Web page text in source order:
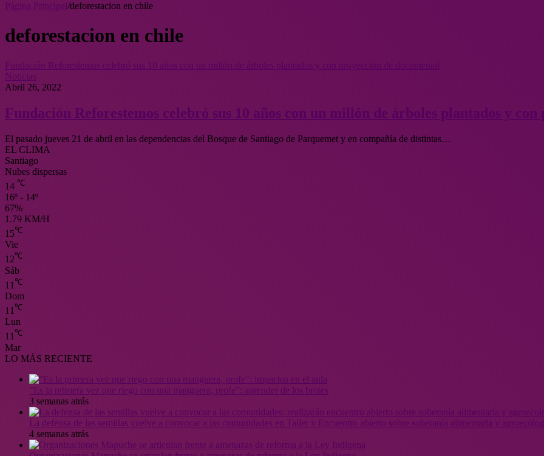
Página Principal /deforestacion en chile
deforestacion en chile
Fundación Reforestemos celebró sus 10 años con un millón de árboles plantados y con proyección de documental
Noticias
Abril 26, 2022
Fundación Reforestemos celebró sus 10 años con un millón de árboles plantados y
El pasado jueves 21 de abril en las dependencias del Bosque de Santiago de Parquemet y en compañía de distintas…
EL CLIMA
Santiago
Nubes dispersas
14 ℃
16º - 14º
67%
1.79 KM/H
15℃
Vie
12℃
Sáb
11 ℃
Dom
11 ℃
Lun
11℃
Mar
LO MÁS RECIENTE
“Es la primera vez que riego con una manguera, profe”: aprender de los brotes
3 semanas atrás
La defensa de las semillas vuelve a convocar a las comunidades en Taller y Encuentro abierto sobre soberanía alimentaria y
4 semanas atrás